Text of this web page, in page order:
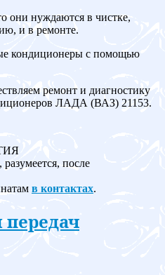
они нуждаются в чистке,
и в ремонте.
кондиционеры с помощью
ремонт и диагностику
ЛАДА (ВАЗ) 21153.
после
в контактах.